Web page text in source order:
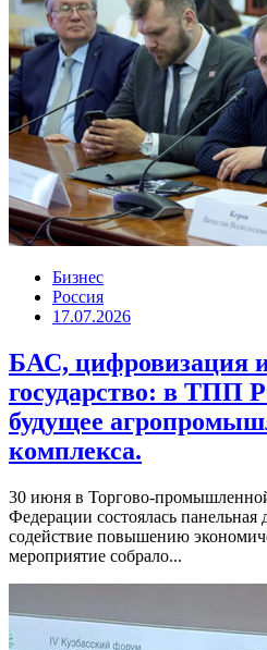
Бизнес
Россия
17.07.2026
БАС, цифровизация
государство: в ТПП
будущее
комплекса.
30 июня в Торгово-
Федерации состоялась панельная
содействие повышению
мероприятие собрало...